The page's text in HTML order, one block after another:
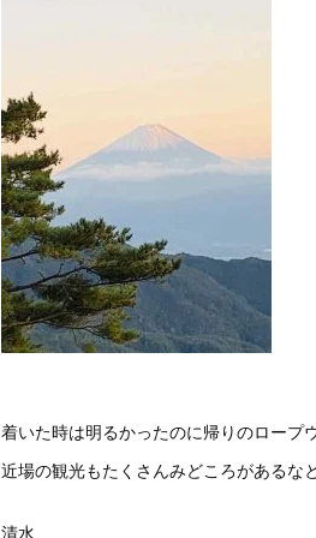
着いた時は明るかったのに帰りのロープ
近場の観光もたくさんみどころがあるな
清水